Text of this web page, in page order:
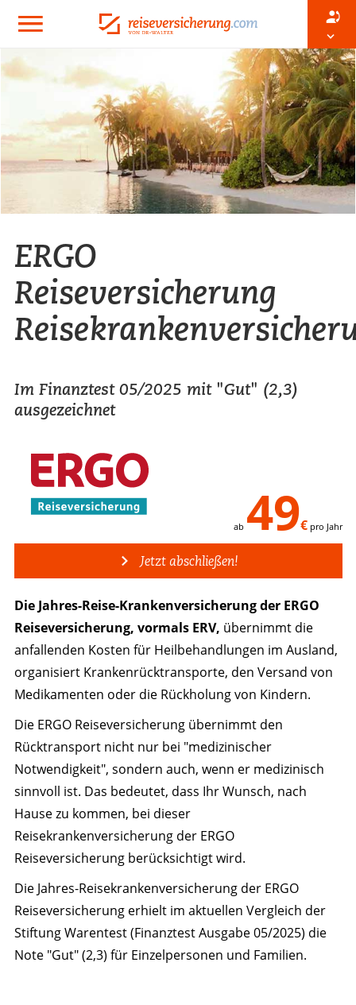
ERGO
Reiseversicherung
Im Finanztest 05/2025 mit "Gut" (2,3)
ausgezeichnet
ab 49€pro Jahr
Jetzt abschließen!
Die Jahres-Reise-Krankenversicherung der ERGO
Reiseversicherung, vormals ERV, übernimmt die
anfallenden Kosten für Heilbehandlungen im Ausland,
organisiert Krankenrücktransporte, den Versand von
Medikamenten oder die Rückholung von Kindern.
Die ERGO Reiseversicherung übernimmt den
Rücktransport nicht nur bei "medizinischer
Notwendigkeit", sondern auch, wenn er medizinisch
sinnvoll ist. Das bedeutet, dass Ihr Wunsch, nach
Hause zu kommen, bei dieser
Reisekrankenversicherung der ERGO
Reiseversicherung berücksichtigt wird.
Die Jahres-Reisekrankenversicherung der ERGO
Reiseversicherung erhielt im aktuellen Vergleich der
Stiftung Warentest (Finanztest Ausgabe 05/2025) die
Note "Gut" (2,3) für Einzelpersonen und Familien.